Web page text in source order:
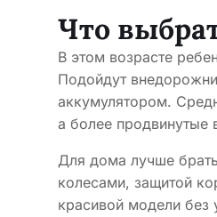
Что
В этом возрасте
Подойдут
аккумулятором.
а более продвинутые
Для дома лучше
колесами, защитой
красивой модели без